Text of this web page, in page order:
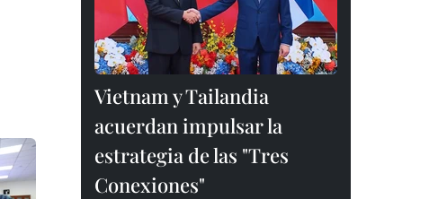
Vietnam y Tailandia
acuerdan impulsar la
estrategia de las "Tres
Conexiones"